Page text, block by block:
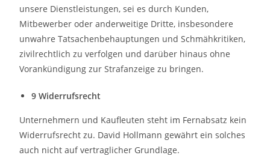
unsere Dienstleistungen, sei es durch Kunden,
Mitbewerber oder anderweitige Dritte, insbesondere
unwahre Tatsachenbehauptungen und Schmähkritiken,
zivilrechtlich zu verfolgen und darüber hinaus ohne
Vorankündigung zur Strafanzeige zu bringen.
9 Widerrufsrecht
Unternehmern und Kaufleuten steht im Fernabsatz kein
Widerrufsrecht zu. David Hollmann gewährt ein solches
auch nicht auf vertraglicher Grundlage.